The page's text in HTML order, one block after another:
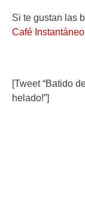
Si te gustan las
Café
[Tweet “Batido
helado!”]